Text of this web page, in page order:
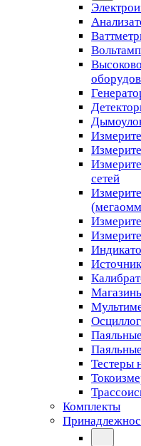
сетей
Тестеры
Комплекты